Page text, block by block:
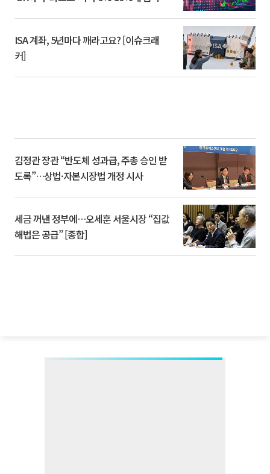
ISA 계좌, 5년마다 깨라고요? [이슈크래
커]
김정관 장관 “반도체 성과급, 주총 승인 받
도록”…상법·자본시장법 개정 시사
세금 꺼낸 정부에…오세훈 서울시장 “집값
해법은 공급” [종합]